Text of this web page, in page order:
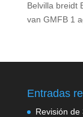
Belvilla breidt
van GMFB 1
Entradas
Revisión